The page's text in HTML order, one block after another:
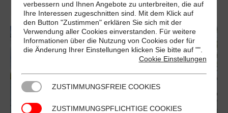
verbessern und Ihnen Angebote zu unterbreiten, die auf
Ihre Interessen zugeschnitten sind. Mit dem Klick auf
den Button "Zustimmen" erklären Sie sich mit der
Verwendung aller Cookies einverstanden. Für weitere
Informationen über die Nutzung von Cookies oder für
die Änderung Ihrer Einstellungen klicken Sie bitte auf "
Cookie Einstellungen
".
ZUSTIMMUNGSFREIE COOKIES
ZUSTIMMUNGSPFLICHTIGE COOKIES